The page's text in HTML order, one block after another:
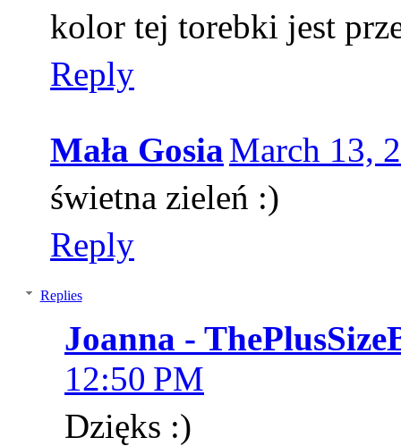
kolor tej torebki jest
Reply
Mała GosiaMarch 13,
świetna zieleń :)
Reply
Replies
Joanna -
12:50 PM
Dzięks :)